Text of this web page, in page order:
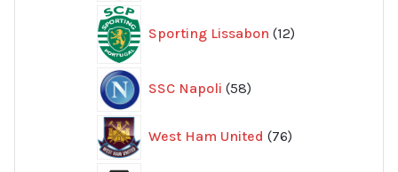
Sporting Lissabon 12produkter
SSC Napoli 58
produkter
West Ham United 76
produkter